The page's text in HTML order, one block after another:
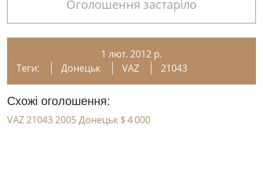
Оголошення застаріло
1 лют. 2012 р.
Теги:
Донецьк VAZ 21043
Схожі оголошення:
VAZ 21043 2005 Донецьк $ 4 000